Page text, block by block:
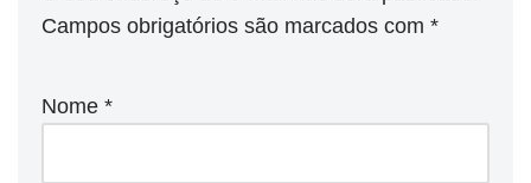
Campos obrigatórios são marcados com *
Nome *